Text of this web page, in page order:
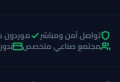
تواصل آمن ومباشر موردون
مجتمع صناعي متخصص